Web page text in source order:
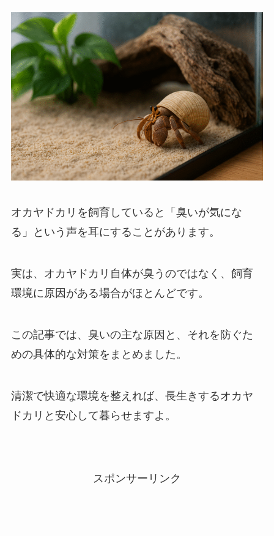
オカヤドカリを飼育していると「臭いが気にな
る」という声を耳にすることがあります。
実は、オカヤドカリ自体が臭うのではなく、飼育
環境に原因がある場合がほとんどです。
この記事では、臭いの主な原因と、それを防ぐた
めの具体的な対策をまとめました。
清潔で快適な環境を整えれば、長生きするオカヤ
ドカリと安心して暮らせますよ。
スポンサーリンク